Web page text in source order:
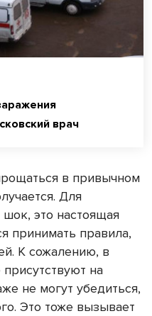
врач
в привычном
Для
шок, это настоящая
принимать правила,
К сожалению, в
на
не могут убедиться,
Это тоже вызывает